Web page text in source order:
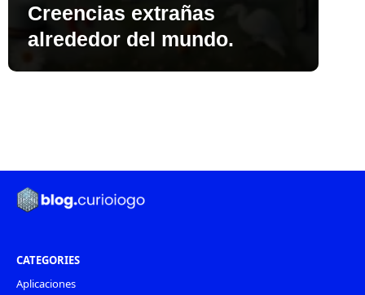
Creencias extrañas
alrededor del mundo.
CATEGORIES
Aplicaciones